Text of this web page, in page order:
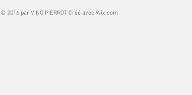
© 2016 par VINO PIERROT Créé avec Wix.com